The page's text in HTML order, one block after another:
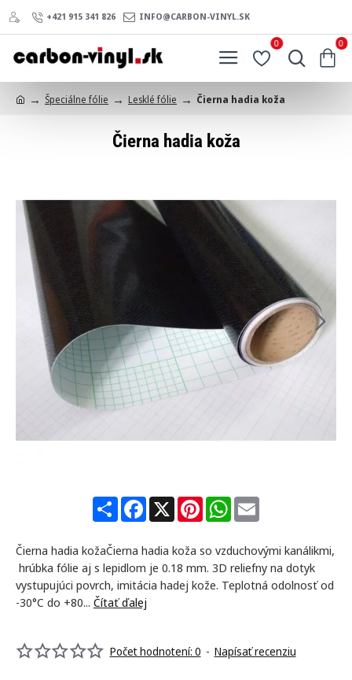
+421 915 341 826 INFO@CARBON-VINYL.SK
0 0
Špeciálne fólie Lesklé fólie Čierna hadia koža
Čierna hadia koža
S
h
e
F
a
b
o
o
k
X
P
i
e
r
e
s
W
h
s
A
p
E
m
l
Čierna hadia kožaČierna hadia koža so vzduchovými kanálikmi,
hrúbka fólie aj s lepidlom je 0.18 mm. 3D reliefny na dotyk
vystupujúci povrch, imitácia hadej kože. Teplotná odolnosť od
-30°C do +80... Čítať ďalej
Počet hodnotení: 0 - Napísať recenziu